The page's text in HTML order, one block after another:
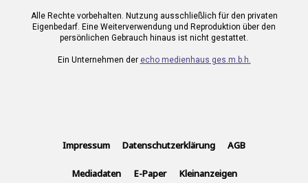
Alle Rechte vorbehalten. Nutzung ausschließlich für den privaten
Eigenbedarf. Eine Weiterverwendung und Reproduktion über den
persönlichen Gebrauch hinaus ist nicht gestattet.
Ein Unternehmen der echo medienhaus ges.m.b.h.
Impressum Datenschutzerklärung AGB
Mediadaten E-Paper Kleinanzeigen